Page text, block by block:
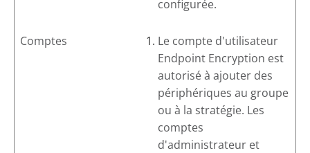
configurée.
Comptes
Le compte d'utilisateur
Endpoint Encryption est
autorisé à ajouter des
périphériques au groupe
ou à la stratégie. Les
comptes
d'administrateur et